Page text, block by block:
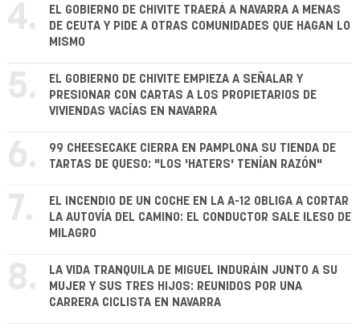
4.
EL GOBIERNO DE CHIVITE TRAERÁ A NAVARRA A MENAS
DE CEUTA Y PIDE A OTRAS COMUNIDADES QUE HAGAN LO
MISMO
5.
EL GOBIERNO DE CHIVITE EMPIEZA A SEÑALAR Y
PRESIONAR CON CARTAS A LOS PROPIETARIOS DE
VIVIENDAS VACÍAS EN NAVARRA
6.
99 CHEESECAKE CIERRA EN PAMPLONA SU TIENDA DE
TARTAS DE QUESO: "LOS 'HATERS' TENÍAN RAZÓN"
7.
EL INCENDIO DE UN COCHE EN LA A-12 OBLIGA A CORTAR
LA AUTOVÍA DEL CAMINO: EL CONDUCTOR SALE ILESO DE
MILAGRO
8.
LA VIDA TRANQUILA DE MIGUEL INDURÁIN JUNTO A SU
MUJER Y SUS TRES HIJOS: REUNIDOS POR UNA
CARRERA CICLISTA EN NAVARRA